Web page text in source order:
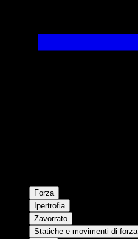
Forza
Ipertrofia
Zavorrato
Statiche e movimenti di forza